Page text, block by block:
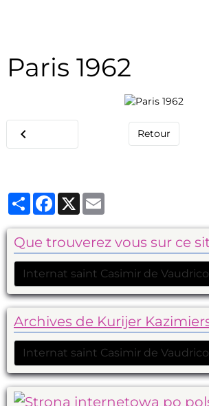
Paris 1962
Retour
PartagerFacebook
X
Que trouverez vous sur ce
Archives de Kurijer